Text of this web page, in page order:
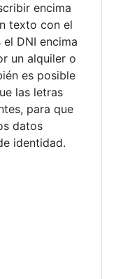
encima
texto con el
DNI encima
un alquiler o
es posible
las letras
para que
datos
identidad.